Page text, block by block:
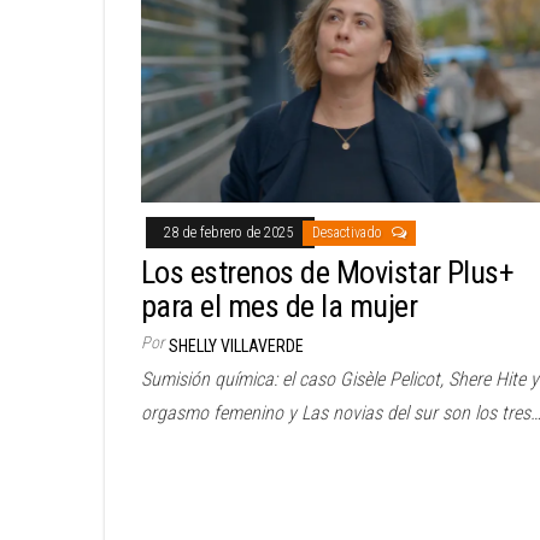
28 de febrero de 2025 Desactivado
Los estrenos de Movistar Plus+
para el mes de la mujer
Por SHELLY VILLAVERDE
Sumisión química: el caso Gisèle Pelicot, Shere Hite
orgasmo femenino y Las novias del sur son los tres…